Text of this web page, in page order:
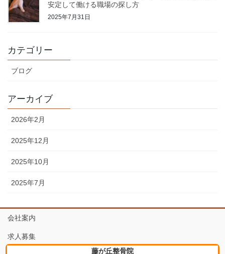
安定して働ける職場の探し方
2025年7月31日
カテゴリー
ブログ
アーカイブ
2026年2月
2025年12月
2025年10月
2025年7月
藤が丘整骨院
会社案内
求人募集